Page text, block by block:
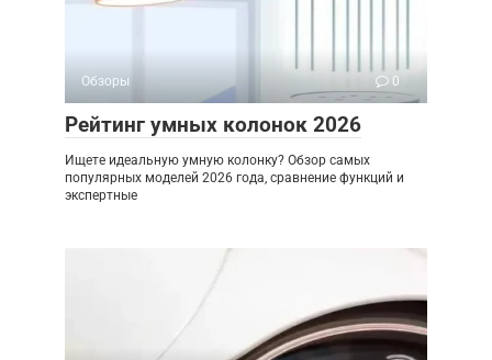
Обзоры 0
Рейтинг умных колонок 2026
Ищете идеальную умную колонку? Обзор самых
популярных моделей 2026 года, сравнение функций и
экспертные